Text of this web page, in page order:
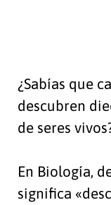
¿Sabías que
descubren
de seres
En Biología,
significa